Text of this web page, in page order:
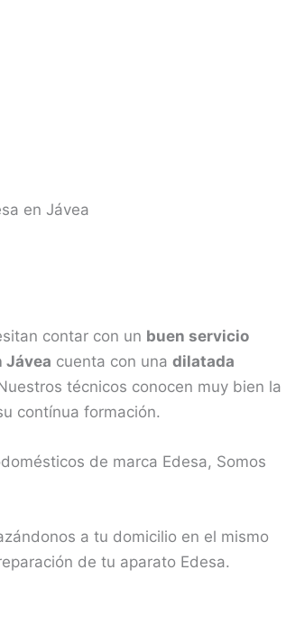
en Jávea
contar con un buen servicio
Jávea cuenta con una dilatada
técnicos conocen muy bien la
contínua formación.
de marca Edesa, Somos
a tu domicilio en el mismo
de tu aparato Edesa.